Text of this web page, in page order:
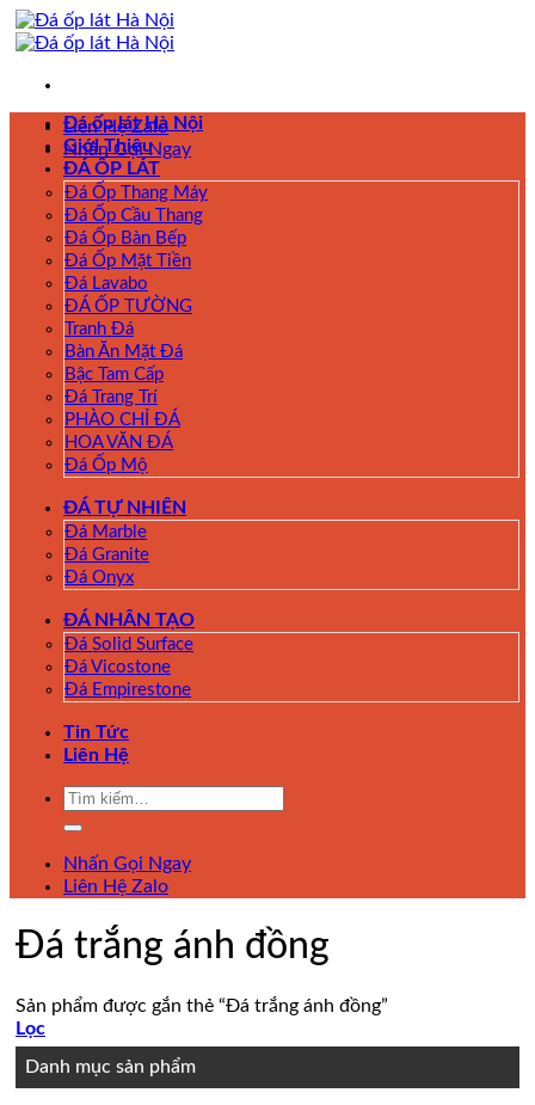
Skip
to
Liên Hệ Zalo
Nhấn Gọi Ngay
Đá ốp lát Hà Nội
Giới Thiệu
ĐÁ ỐP LÁT
Đá Ốp Thang Máy
Đá Ốp Cầu Thang
Đá Ốp Bàn Bếp
Đá Ốp Mặt Tiền
Đá Lavabo
ĐÁ ỐP TƯỜNG
Tranh Đá
Bàn Ăn Mặt Đá
Bậc Tam Cấp
Đá Trang Trí
PHÀO CHỈ ĐÁ
HOA VĂN ĐÁ
Đá Ốp Mộ
ĐÁ TỰ NHIÊN
Đá Marble
Đá Granite
Đá Onyx
ĐÁ NHÂN TẠO
Đá Solid Surface
Đá Vicostone
Đá Empirestone
Tin Tức
Liên Hệ
Tìm
Nhấn Gọi Ngay
Liên Hệ Zalo
Đá trắng ánh đồng
Sản phẩm được gắn thẻ “Đá trắng ánh đồng”
Lọc
Danh mục sản phẩm